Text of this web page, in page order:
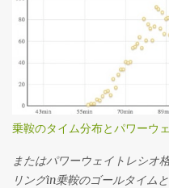
原とか。あと鳥海山の1stステ
させたくない場合はフロント
だり。 ギア比とケイデンスか
ワーは総重量から計算してま
と大きいと機材重量の影響が
イトレシオが同じでも少し速
と機材の軽量化はライダーの
とめたエントリは こちら 。
(0.5・p・v^3) 3. CdAとパワー
式の解の公式でゴニョる) a =
w ・-1 v = 1 / (6・a)・((4・(-
a^2・d^2 + 4・a・c^3))))^(1/
(27・a^2・d^2 + 4・a・
1.226kg/m^3、Crr=0.004、
て、CdA=0.215で速度
式で w = 0.5・0.215・1.226・
乗鞍のタイム分布とパワーウ
またはパワーウェイトレシオ
リングin乗鞍のゴールタイム